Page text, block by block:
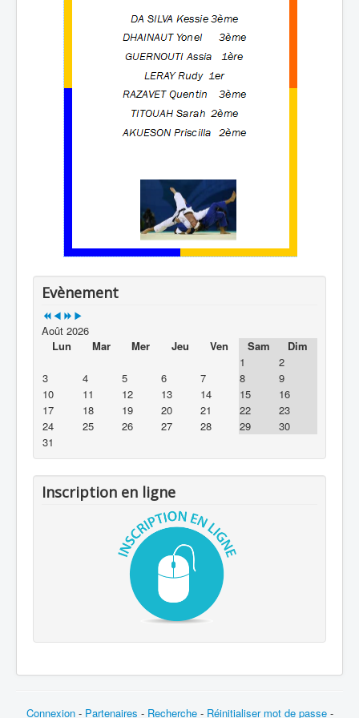
Evènement
Août 2026
Lun
Mar Mer Jeu Ven Sam
Dim
1
2
3
4 5 6 7 8
9
10
11 12 13 14 15
16
17
18 19 20 21 22
23
24
25 26 27 28 29
30
31
Inscription en ligne
Connexion - Partenaires - Recherche- Réinitialiser mot de passe-